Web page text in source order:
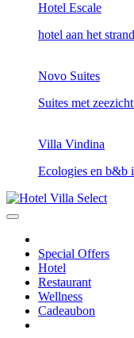
Hotel Escale
hotel aan het strand
Novo Suites
Suites met
Villa Vindina
Ecologies en b&b
Special Offers
Hotel
Restaurant
Wellness
Cadeaubon